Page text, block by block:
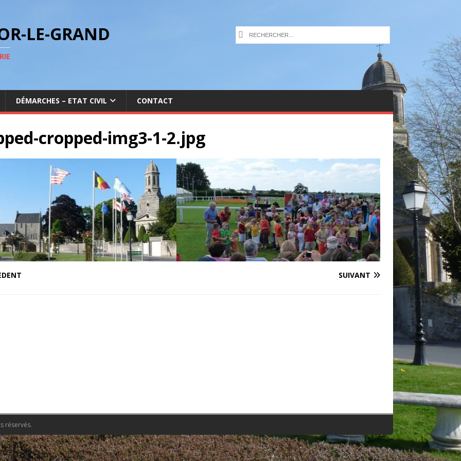
LE-GRAND
DÉMARCHES – ETAT CIVIL CONTACT
cropped-img3-1-2.jpg
SUIVANT
réservés.